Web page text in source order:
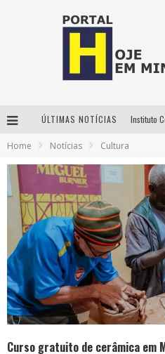
ÚLTIMAS NOTÍCIAS
Home Notícias Cultura
Curso gratuito de cerâmica em